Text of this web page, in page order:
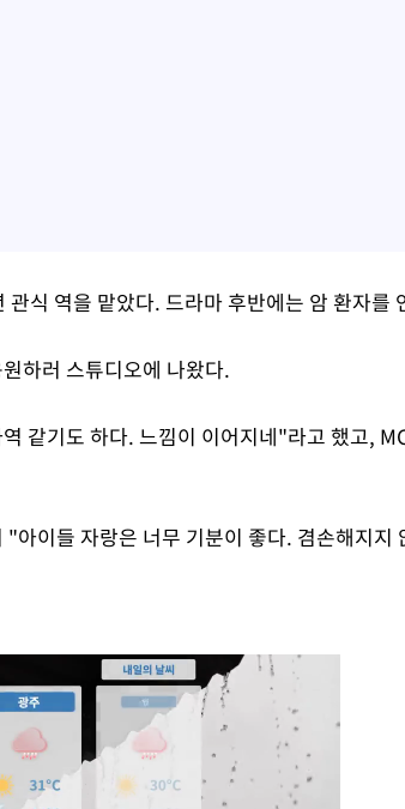
식 역을 맡았다. 드라마 후반에는 암 환자를
하러 스튜디오에 나왔다.
같기도 하다. 느낌이 이어지네"라고 했고,
아이들 자랑은 너무 기분이 좋다. 겸손해지지